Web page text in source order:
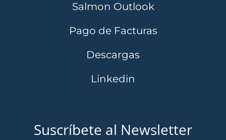
Salmon Outlook
Pago de Facturas
Descargas
Linkedin
Suscríbete al Newsletter